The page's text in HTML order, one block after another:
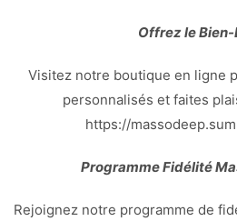
Offrez le Bien-
Visitez notre boutique en ligne
personnalisés et faites
https://
Programme Fidélité
Rejoignez notre programme de